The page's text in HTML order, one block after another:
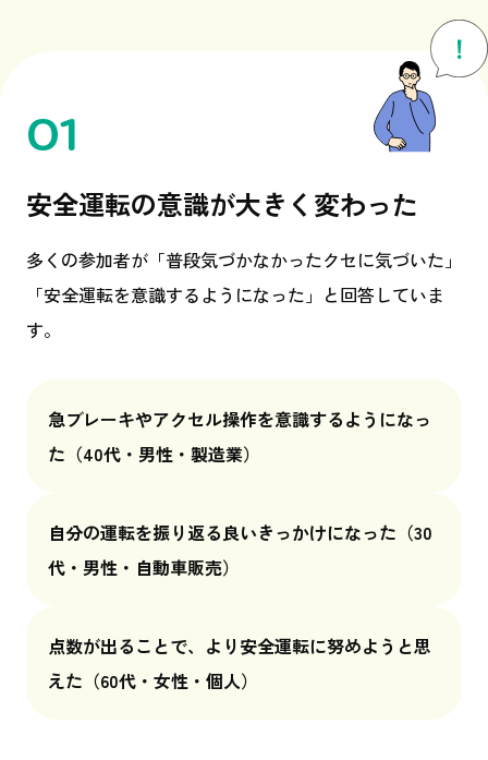
01
安全運転の意識が大きく変わった
多くの参加者が「普段気づかなかったクセに気づいた」
「安全運転を意識するようになった」と回答していま
す。
急ブレーキやアクセル操作を意識するようになっ
た （40代・男性・製造業）
自分の運転を振り返る良いきっかけになった （30
代・男性・自動車販売）
点数が出ることで、より安全運転に努めようと思
えた （60代・女性・個人）